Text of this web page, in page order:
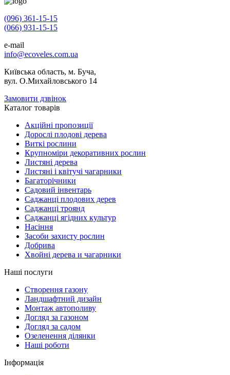
(096) 361-15-15
(066) 931-15-15
e-mail
info@ecoveles.com.ua
Київська область, м. Буча,
вул. О.Михайловського 14
Замовити дзвінок
Каталог товарів
Акційні пропозиції
Дорослі плодові дерева
Виткі рослини
Крупноміри декоративних рослин
Листяні дерева
Листяні і квітучі чагарники
Багаторічники
Садовий інвентарь
Саджанці плодових дерев
Саджанці троянд
Саджанці ягідних культур
Насіння
Засоби захисту рослин
Добрива
Хвойні дерева и чагарники
Наші послуги
Створення газону
Ландшафтний дизайн
Монтаж автополиву
Догляд за газоном
Догляд за садом
Озеленення ділянки
Наші роботи
Інформація